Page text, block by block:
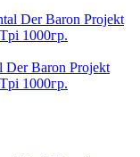
Baron Projekt
1000гр.